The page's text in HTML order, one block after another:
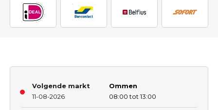
Volgende markt
11-08-2026
Ommen
08:00 tot 13:00